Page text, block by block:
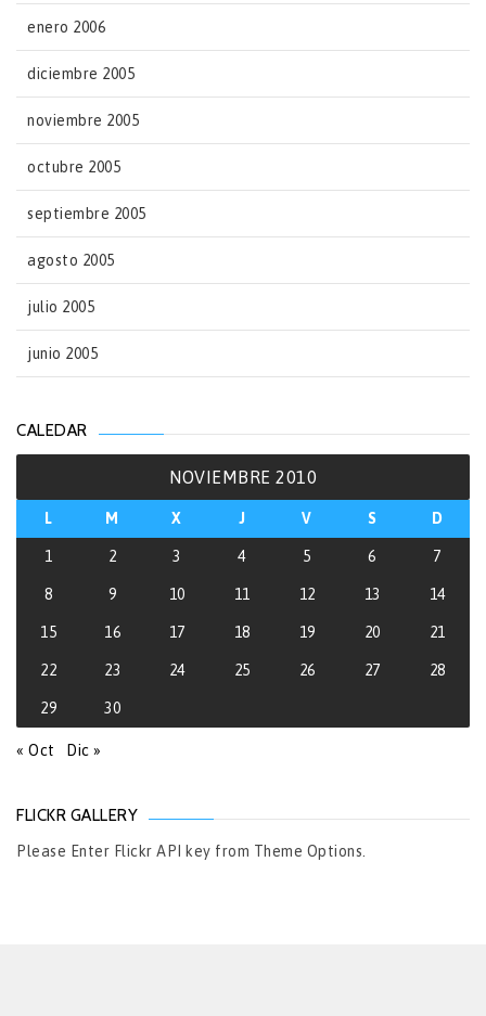
enero 2006
diciembre 2005
noviembre 2005
octubre 2005
septiembre 2005
agosto 2005
julio 2005
junio 2005
CALEDAR
NOVIEMBRE 2010
L M X J V S D
1 2 3 4 5 6 7
8 9 10 11 12 13 14
15 16 17 18 19 20 21
22 23 24 25 26 27 28
29 30
« Oct Dic »
FLICKR GALLERY
Please Enter Flickr API key from Theme Options.